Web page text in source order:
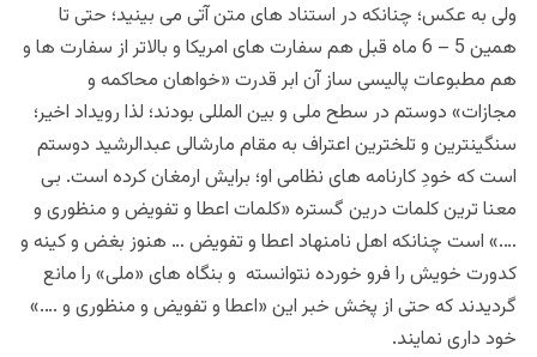
ولی به عکس؛ چنانکه در استناد های متن آتی می بینید؛ حتی تا
همین 5 – 6 ماه قبل هم سفارت های امریکا و بالاتر از سفارت ها و
هم مطبوعات پالیسی ساز آن ابر قدرت «خواهان محاکمه و
مجازات» دوستم در سطح ملی و بین المللی بودند؛ لذا رویداد اخیر؛
سنگینترین و تلخترین اعتراف به مقام مارشالی عبدالرشید دوستم
است که خودِ کارنامه های نظامی او؛ برایش ارمغان کرده است. بی
معنا ترین کلمات درین گستره «کلمات اعطا و تفویض و منظوری و
….» است چنانکه اهل نامنهاد اعطا و تفویض … هنوز بغض و کینه و
کدورت خویش را فرو خورده نتوانسته و بنگاه های «ملی» را مانع
گردیدند که حتی از پخش خبر این «اعطا و تفویض و منظوری و ….»
خود داری نمایند.